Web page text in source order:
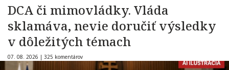
DCA či mimovládky. Vláda
sklamáva, nevie doručiť výsledky
v dôležitých témach
07. 08. 2026 | 325 komentárov